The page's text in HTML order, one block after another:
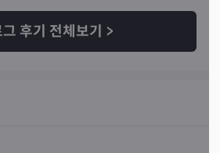
후기 전체보기 >